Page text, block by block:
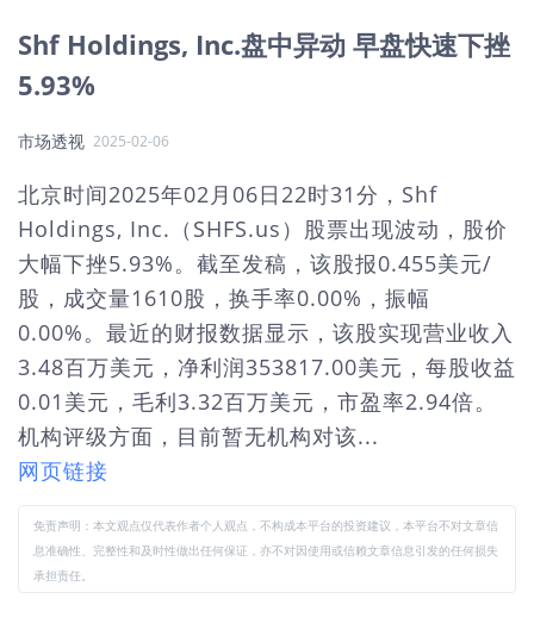
Shf Holdings, Inc.盘中异动 早盘快速下挫
5.93%
市场透视 2025-02-06
北京时间2025年02月06日22时31分，Shf
Holdings, Inc.（SHFS.us）股票出现波动，股价
大幅下挫5.93%。截至发稿，该股报0.455美元/
股，成交量1610股，换手率0.00%，振幅
0.00%。最近的财报数据显示，该股实现营业收入
3.48百万美元，净利润353817.00美元，每股收益
0.01美元，毛利3.32百万美元，市盈率2.94倍。
机构评级方面，目前暂无机构对该...
网页链接
免责声明：本文观点仅代表作者个人观点，不构成本平台的投资建议，本平台不对文章信
息准确性、完整性和及时性做出任何保证，亦不对因使用或信赖文章信息引发的任何损失
承担责任。